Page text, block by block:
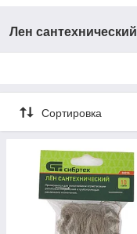
Лен сантехнический
Сортировка